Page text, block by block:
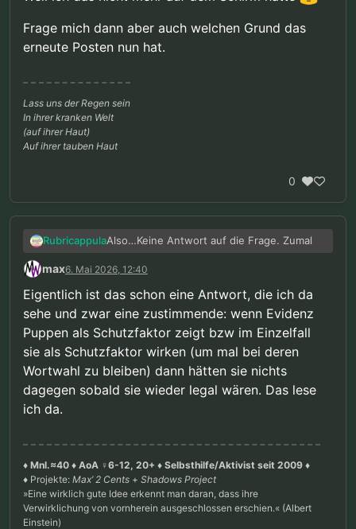
Frage mich dann aber auch welchen Grund das
erneute Posten nun hat.
Lass uns der Regen sein
In ihrer kranken Welt
(auf ihrer Haut)
Auf ihrer tauben Haut
0
RubricappulaAlso…Keine Antwort auf die Frage. Zumal
@Gast sagte in
Der Begriff „Störung" meint dabei
nicht, dass mit der Person etwas
„falsch" ist – sondern dass die
sexuelle Präferenz entweder mit
erheblichem Leidensdruck
verbunden ist oder mit dem Risiko,
Auch schon ein Widerspruch ist. Ich wage
zu behaupten, dass mit jemandem der
Schwierigkeiten hat, keinen anderen
Personen zu schaden, durchaus etwas
max6. Mai 2026, 12:40
Eigentlich ist das schon eine Antwort, die ich da
sehe und zwar eine zustimmende: wenn Evidenz
Puppen als Schutzfaktor zeigt bzw im Einzelfall
sie als Schutzfaktor wirken (um mal bei deren
Wortwahl zu bleiben) dann hätten sie nichts
dagegen sobald sie wieder legal wären. Das lese
ich da.
♦ Mnl.≈40 ♦ AoA ♀6-12, 20+ ♦ Selbsthilfe/Aktivist seit 2009 ♦
♦ Projekte: Max’ 2 Cents + Shadows Project
»Eine wirklich gute Idee erkennt man daran, dass ihre
Verwirklichung von vornherein ausgeschlossen erschien.« (Albert
Einstein)